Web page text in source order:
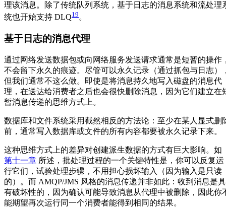
理该消息。除了传统队列系统，基于日志的消息系统和流处理
统也开始支持 DLQ19。
基于日志的消息代理
通过网络发送数据包或向网络服务发送请求通常是短暂的操作
不会留下永久的痕迹。尽管可以永久记录（通过抓包与日志）
但我们通常不这么做。即使是将消息持久地写入磁盘的消息代
理，在送达给消费者之后也会很快删除消息，因为它们建立在
暂消息传递的思维方式上。
数据库和文件系统采用截然相反的方法论：至少在某人显式删
前，通常写入数据库或文件的所有内容都要被永久记录下来。
这种思维方式上的差异对创建派生数据的方式有巨大影响。如
第十一章 所述，批处理过程的一个关键特性是，你可以反复运
行它们，试验处理步骤，不用担心损坏输入（因为输入是只读
的）。而 AMQP/JMS 风格的消息传递并非如此：收到消息是具
有破坏性的，因为确认可能导致消息从代理中被删除，因此你
能期望再次运行同一个消费者能得到相同的结果。